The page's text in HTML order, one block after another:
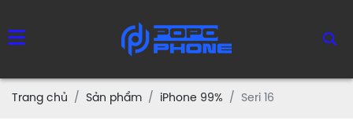
Trang chủ Sản phẩm iPhone 99% Seri 16